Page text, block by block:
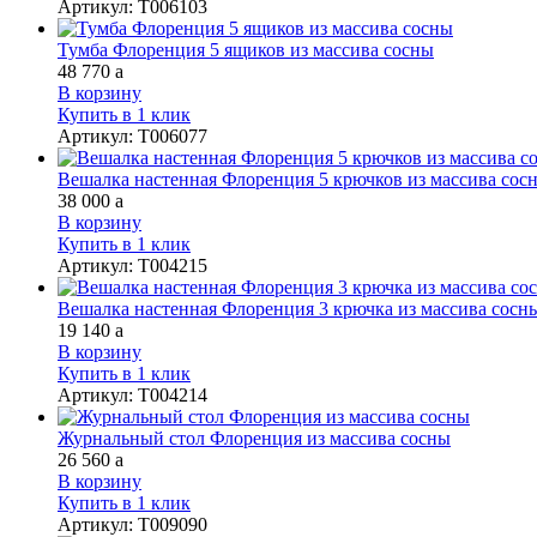
Артикул: Т006103
Тумба Флоренция 5 ящиков из массива сосны
48 770 a
В корзину
Купить в 1 клик
Артикул: Т006077
Вешалка настенная Флоренция 5 крючков из массива
38 000 a
В корзину
Купить в 1 клик
Артикул: Т004215
Вешалка настенная Флоренция 3 крючка из массива
19 140 a
В корзину
Купить в 1 клик
Артикул: Т004214
Журнальный стол Флоренция из массива сосны
26 560 a
В корзину
Купить в 1 клик
Артикул: Т009090